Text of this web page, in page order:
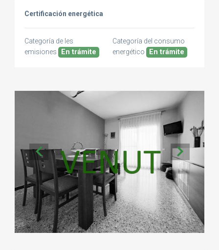
Certificación energética
Categoría de les
emisiones
En trámite
Categoría del consumo
energético
En trámite